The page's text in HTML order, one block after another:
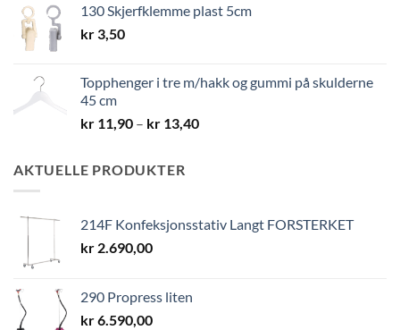
kr 19,40
130 Skjerfklemme plast 5cm
kr 3,50
Topphenger i tre m/hakk og gummi på skulderne
45 cm
kr 11,90 – kr 13,40Prisområde:
AKTUELLE PRODUKTER
214F Konfeksjonsstativ Langt FORSTERKET
kr 2.690,00
290 Propress liten
kr6.590,00